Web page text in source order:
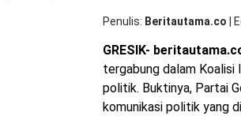
Penulis Beritautama.co
GRESIK-
tergabung dalam Koalisi
politik. Buktinya, Partai
komunikasi politik yang